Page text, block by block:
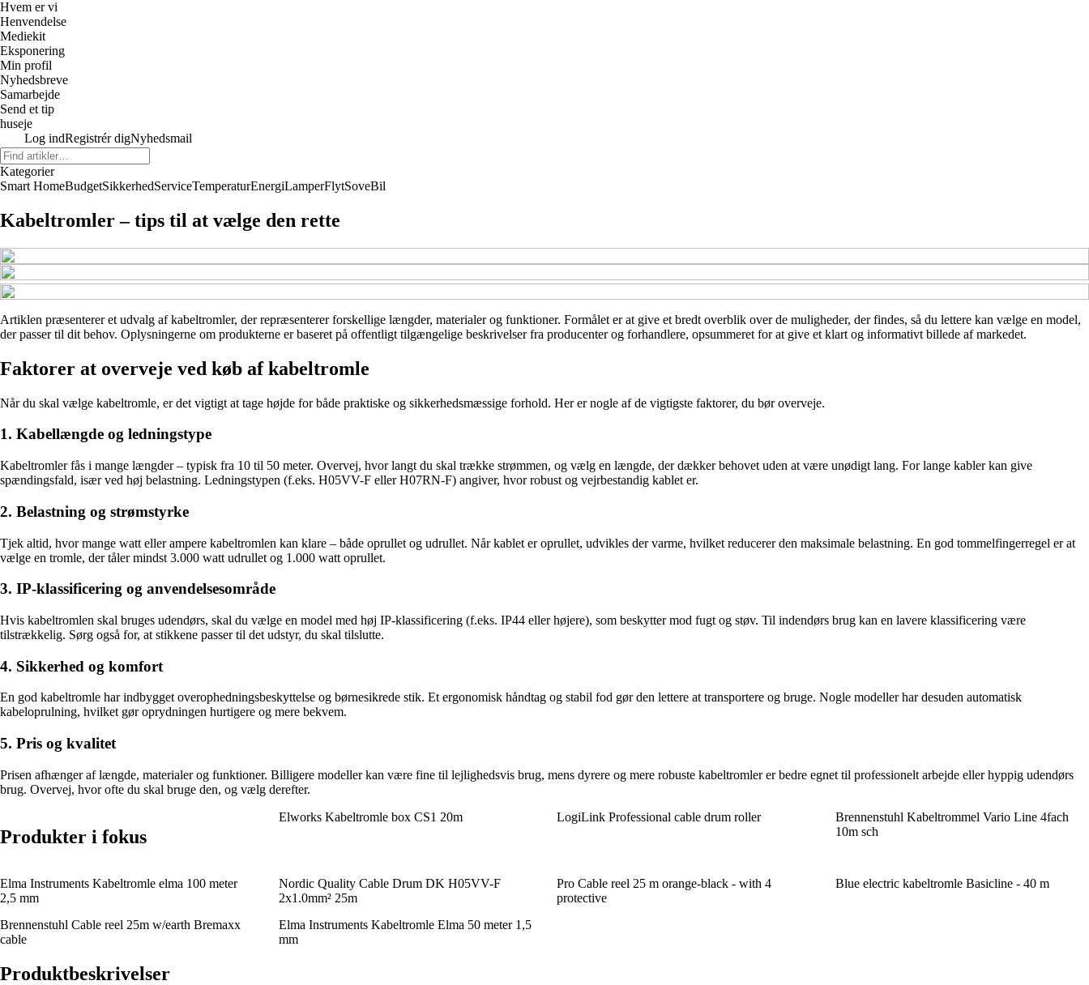
Hvem er vi
Henvendelse
Mediekit
Eksponering
Min profil
Nyhedsbreve
Samarbejde
Send et tip
huseje
Log indRegistrér digNyhedsmail
Kategorier
Smart HomeBudgetSikkerhedServiceTemperaturEnergiLamperFlytSoveBil
Kabeltromler – tips til at vælge den rette
Artiklen præsenterer et udvalg af kabeltromler, der repræsenterer forskellige længder, materialer og funktioner. Formålet er at give et bredt overblik over de muligheder, der findes, så du lettere kan vælge en model,
der passer til dit behov. Oplysningerne om produkterne er baseret på offentligt tilgængelige beskrivelser fra producenter og forhandlere, opsummeret for at give et klart og informativt billede af markedet.
Faktorer at overveje ved køb af kabeltromle
Når du skal vælge kabeltromle, er det vigtigt at tage højde for både praktiske og sikkerhedsmæssige forhold. Her er nogle af de vigtigste faktorer, du bør overveje.
1. Kabellængde og ledningstype
Kabeltromler fås i mange længder – typisk fra 10 til 50 meter. Overvej, hvor langt du skal trække strømmen, og vælg en længde, der dækker behovet uden at være unødigt lang. For lange kabler kan give
spændingsfald, især ved høj belastning. Ledningstypen (f.eks. H05VV-F eller H07RN-F) angiver, hvor robust og vejrbestandig kablet er.
2. Belastning og strømstyrke
Tjek altid, hvor mange watt eller ampere kabeltromlen kan klare – både oprullet og udrullet. Når kablet er oprullet, udvikles der varme, hvilket reducerer den maksimale belastning. En god tommelfingerregel er at
vælge en tromle, der tåler mindst 3.000 watt udrullet og 1.000 watt oprullet.
3. IP-klassificering og anvendelsesområde
Hvis kabeltromlen skal bruges udendørs, skal du vælge en model med høj IP-klassificering (f.eks. IP44 eller højere), som beskytter mod fugt og støv. Til indendørs brug kan en lavere klassificering være
tilstrækkelig. Sørg også for, at stikkene passer til det udstyr, du skal tilslutte.
4. Sikkerhed og komfort
En god kabeltromle har indbygget overophedningsbeskyttelse og børnesikrede stik. Et ergonomisk håndtag og stabil fod gør den lettere at transportere og bruge. Nogle modeller har desuden automatisk
kabeloprulning, hvilket gør oprydningen hurtigere og mere bekvem.
5. Pris og kvalitet
Prisen afhænger af længde, materialer og funktioner. Billigere modeller kan være fine til lejlighedsvis brug, mens dyrere og mere robuste kabeltromler er bedre egnet til professionelt arbejde eller hyppig udendørs
brug. Overvej, hvor ofte du skal bruge den, og vælg derefter.
Produkter i fokus
Elworks Kabeltromle box CS1 20m LogiLink Professional cable drum roller
Brennenstuhl Kabeltrommel Vario Line 4fach
10m sch
Elma Instruments Kabeltromle elma 100 meter
2,5 mm
Nordic Quality Cable Drum DK H05VV-F
2x1.0mm² 25m
Pro Cable reel 25 m orange-black - with 4
protective
Blue electric kabeltromle Basicline - 40 m
Brennenstuhl Cable reel 25m w/earth Bremaxx
cable
Elma Instruments Kabeltromle Elma 50 meter 1,5
mm
Produktbeskrivelser